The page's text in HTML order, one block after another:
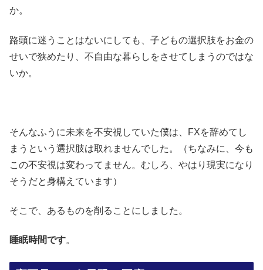
か。
路頭に迷うことはないにしても、子どもの選択肢をお金の
せいで狭めたり、不自由な暮らしをさせてしまうのではな
いか。
そんなふうに未来を不安視していた僕は、FXを辞めてし
まうという選択肢は取れませんでした。（ちなみに、今も
この不安視は変わってません。むしろ、やはり現実になり
そうだと身構えています）
そこで、あるものを削ることにしました。
睡眠時間です。